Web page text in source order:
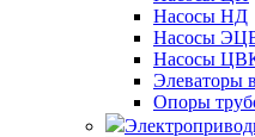
Насосы НД
Насосы
Насосы
Элеваторы
Опоры